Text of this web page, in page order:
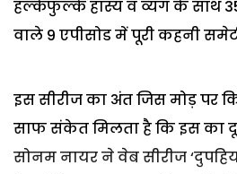
हल्केफुल्के हास्य व व्यंग के साथ
वाले 9 एपीसोड में पूरी कहनी
इस सीरीज का अंत जिस मोड़ पर
साफ संकेत मिलता है कि इस का
सोनम नायर ने वेब सीरीज